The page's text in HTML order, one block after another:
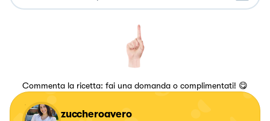
Commenta la ricetta: fai una domanda o complimentati! 😋
zuccheroavero